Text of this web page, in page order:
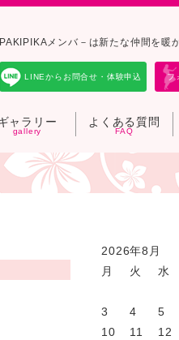
メンバ－は新たな仲間を暖
LINEからお問合せ・体験申込 フ
ャラリー よくある質問
2026年8月
月
火 水
3
4 5
10
11 12